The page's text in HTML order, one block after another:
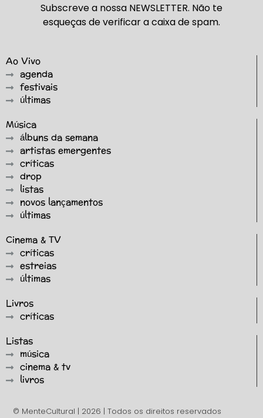
Subscreve a nossa NEWSLETTER. Não te
esqueças de verificar a caixa de spam.
Ao Vivo
agenda
festivais
últimas
Música
álbuns da semana
artistas emergentes
críticas
drop
listas
novos lançamentos
últimas
Cinema & TV
críticas
estreias
últimas
Livros
críticas
Listas
música
cinema & tv
livros
© MenteCultural | 2026 | Todos os direitos reservados